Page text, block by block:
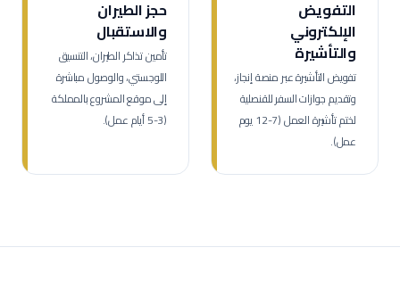
التفويض
الإلكتروني
والتأشيرة
تفويض التأشيرة عبر منصة إنجاز،
وتقديم جوازات السفر للقنصلية
لختم تأشيرة العمل (7-12 يوم
عمل).
حجز الطيران
والاستقبال
تأمين تذاكر الطيران، التنسيق
اللوجستي، والوصول مباشرة
إلى موقع المشروع بالمملكة
(3-5 أيام عمل).